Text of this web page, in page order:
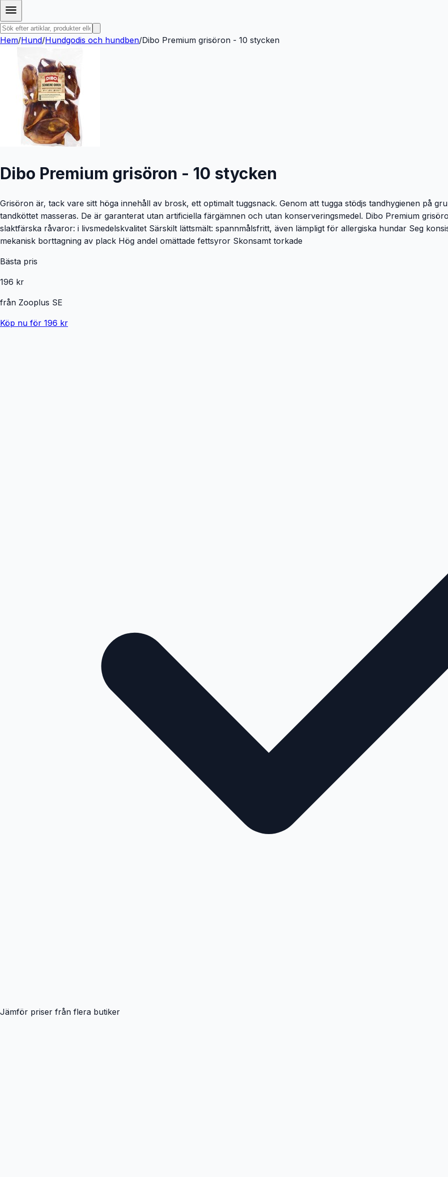
Hem/Hund/Hundgodis och hundben/Dibo Premium grisöron - 10 stycken
Dibo Premium grisöron - 10 stycken
Grisöron är, tack vare sitt höga innehåll av brosk, ett optimalt tugg­snack. Genom att tugga stödjs tandhygienen på
tandköttet masseras. De är garanterat utan artificiella färgämnen och utan konserveringsmedel. Dibo Premium
slaktfärska råvaror: i livsmedelskvalitet Särskilt lättsmält: spannmålsfritt, även lämpligt för allergiska hundar Seg
mekanisk borttagning av plack Hög andel omättade fettsyror Skonsamt torkade
Bästa pris
196 kr
från Zooplus SE
Köp nu för 196 kr
Jämför priser från flera butiker